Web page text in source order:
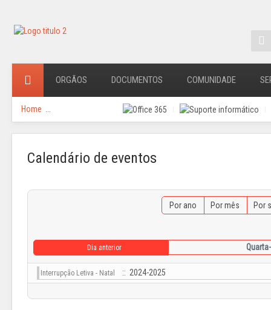
ORGÃOS DOCUMENTOS COMUNIDADE
Home
Calendário de eventos
Por ano Por mês Por
Dia anterior
Interrupção Letiva - Natal :: 2024-2025